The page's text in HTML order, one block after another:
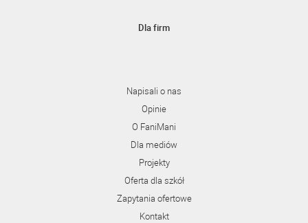
Dla firm
Napisali o nas
Opinie
O FaniMani
Dla mediów
Projekty
Oferta dla szkół
Zapytania ofertowe
Kontakt